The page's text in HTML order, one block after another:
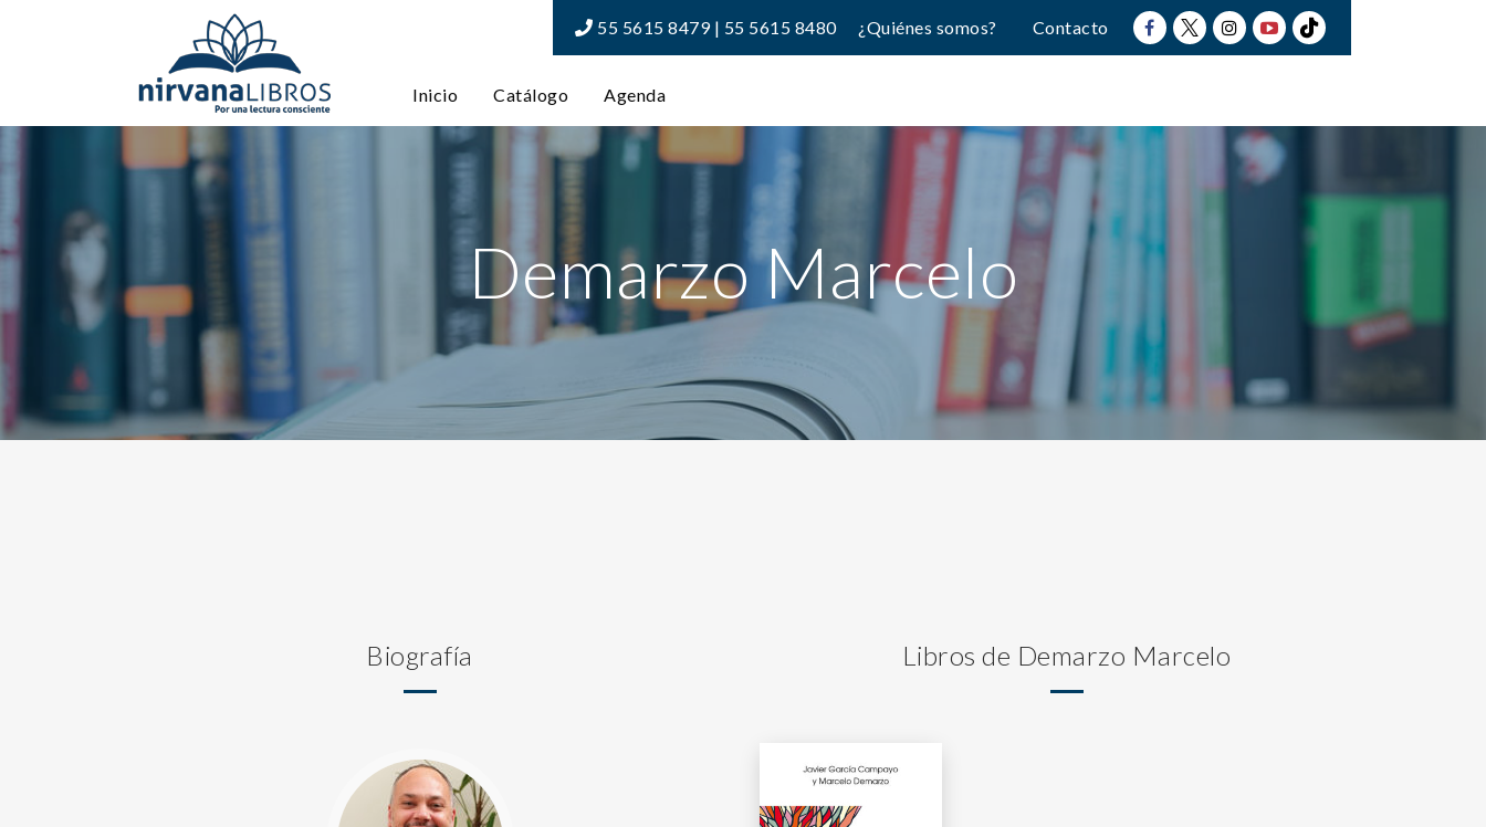
55 5615 8479 | 55 5615 8480 ¿Quiénes somos? Contacto
Inicio Catálogo Agenda
Demarzo Marcelo
Biografía Libros de Demarzo Marcelo